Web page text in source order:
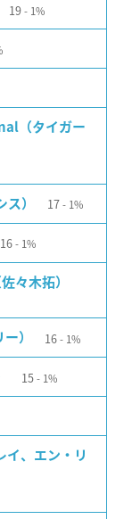
19 1%
（タイガー
） 17 1%
16 1%
々木拓）
） 16 1%
15 1%
イ、エン・リ